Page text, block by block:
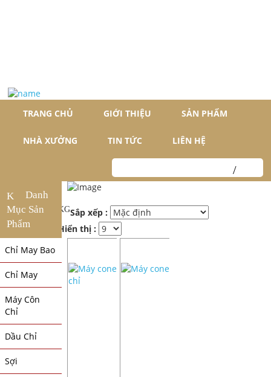
TRANG CHỦ GIỚI THIỆU SẢN PHẨM
NHÀ XƯỞNG TIN TỨC LIÊN HỆ
Sắp xếp :
Hiển thị :
Danh
Mục Sản
Phẩm
Chỉ May Bao
Chỉ May
Máy Côn
Chỉ
Dầu Chỉ
Sợi